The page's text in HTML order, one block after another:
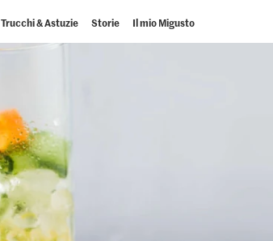
Trucchi & Astuzie Storie Il mio Migusto